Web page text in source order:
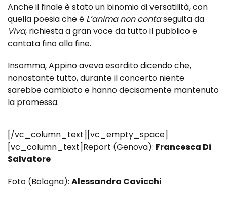
Anche il finale è stato un binomio di versatilità, con
quella poesia che è L’anima non contaseguita da
Viva, richiesta a gran voce da tutto il pubblico e
cantata fino alla fine.
Insomma, Appino aveva esordito dicendo che,
nonostante tutto, durante il concerto niente
sarebbe cambiato e hanno decisamente mantenuto
la promessa.
[/vc_column_text][vc_empty_space]
[vc_column_text]Report (Genova): Francesca Di
Salvatore
Foto (Bologna): Alessandra Cavicchi